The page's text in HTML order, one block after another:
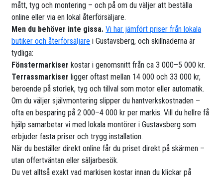
mått, tyg och montering – och på om du väljer att beställa
online eller via en lokal återförsäljare.
Men du behöver inte gissa.Vi har jämfört priser från lokala
butiker och återförsäljare i Gustavsberg, och skillnaderna är
tydliga:
Fönstermarkiser kostar i genomsnitt från ca 3 000–5 000 kr.
Terrassmarkiser ligger oftast mellan 14 000 och 33 000 kr,
beroende på storlek, tyg och tillval som motor eller automatik.
Om du väljer självmontering slipper du hantverkskostnaden –
ofta en besparing på 2 000–4 000 kr per markis. Vill du hellre få
hjälp samarbetar vi med lokala montörer i Gustavsberg som
erbjuder fasta priser och trygg installation.
När du beställer direkt online får du priset direkt på skärmen –
utan offertväntan eller säljarbesök.
Du vet alltså exakt vad markisen kostar innan du klickar på